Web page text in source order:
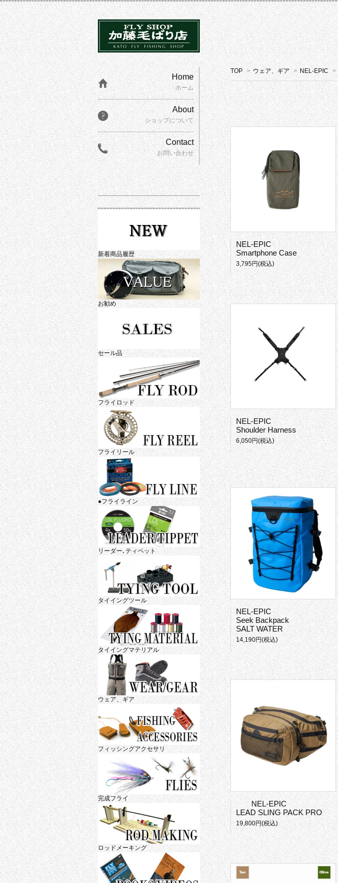
TOP > ウェア、ギア > NEL-EPIC >
NEL-EPIC
Smartphone Case
3,795円(税込)
NEL-EPIC
Shoulder Harness
6,050円(税込)
NEL-EPIC
Seek Backpack
SALT WATER
14,190円(税込)
NEL-EPIC
LEAD SLING PACK PRO
19,800円(税込)
Home
ホーム
About
ショップについて
Contact
お問い合わせ
新着商品履歴
お勧め
セール品
フライロッド
フライリール
●フライライン
リーダー､ティペット
タイイングツール
タイイングマテリアル
ウェア、ギア
フィッシングアクセサリ
完成フライ
ロッドメーキング